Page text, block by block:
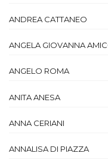
ANDREA CATTANEO
ANGELA GIOVANNA
ANGELO ROMA
ANITA ANESA
ANNA CERIANI
ANNALISA DI PIAZZA